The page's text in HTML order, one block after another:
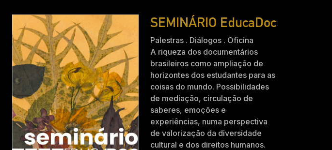
SEMINÁRIO EducaDoc
Palestras . Diálogos . Oficina
A riqueza dos documentários
brasileiros como ampliação de
horizontes dos estudantes para as
coisas do mundo. Possibilidades
de mediação, circulação de
saberes, emoções e
experiências, numa perspectiva
de valorização da diversidade
cultural e dos direitos humanos.